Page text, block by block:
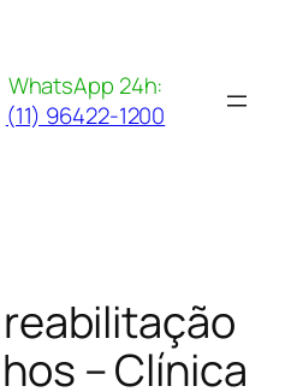
WhatsApp 24h:
(11) 96422-1200
– Clínica